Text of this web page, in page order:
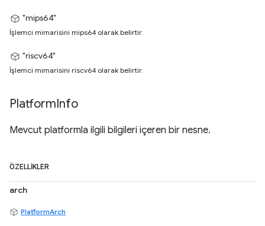
"mips64"
İşlemci mimarisini mips64 olarak belirtir.
"riscv64"
İşlemci mimarisini riscv64 olarak belirtir.
PlatformInfo
Mevcut platformla ilgili bilgileri içeren bir nesne.
ÖZELLIKLER
arch
PlatformArch